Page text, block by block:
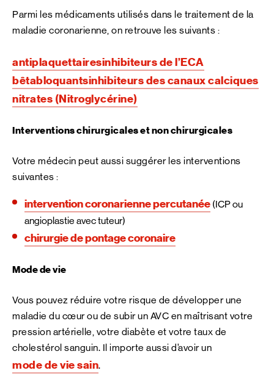
Parmi les médicaments utilisés dans le traitement de la
maladie coronarienne, on retrouve les suivants :
antiplaquettairesinhibiteurs de l’ECA
bêtabloquantsinhibiteurs des canaux calciques
nitrates (Nitroglycérine)
Interventions chirurgicales et non chirurgicales
Votre médecin peut aussi suggérer les interventions
suivantes :
intervention coronarienne percutanée (ICP ou
angioplastie avec tuteur)
chirurgie de pontage coronaire
Mode de vie
Vous pouvez réduire votre risque de développer une
maladie du cœur ou de subir un AVC en maîtrisant votre
pression artérielle, votre diabète et votre taux de
cholestérol sanguin. Il importe aussi d’avoir un
mode de vie sain.